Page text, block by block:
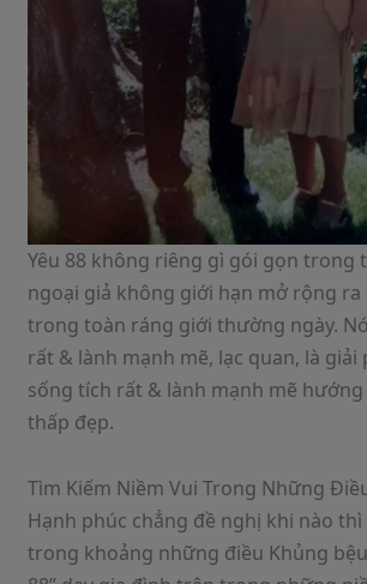
Yêu 88 không riêng gì gói gọn trong
ngoại giả không giới hạn mở rộng
trong toàn ráng giới thường ngày.
rất & lành mạnh mẽ, lạc quan, là giải
sống tích rất & lành mạnh mẽ
thấp đẹp.
Tìm Kiếm Niềm Vui Trong Những
Hạnh phúc chẳng đề nghị khi nào
trong khoảng những điều Khủng